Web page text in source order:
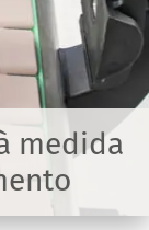
medida